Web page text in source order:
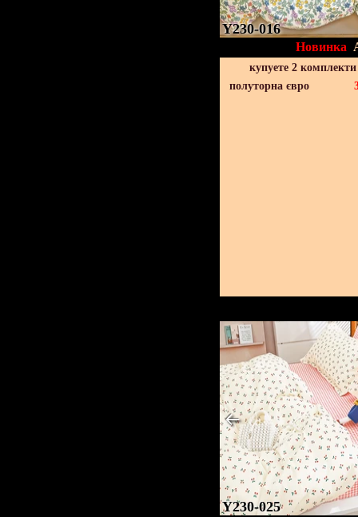
Y230-016
Новинка
купуете 2
полуторна євро
Y230-025